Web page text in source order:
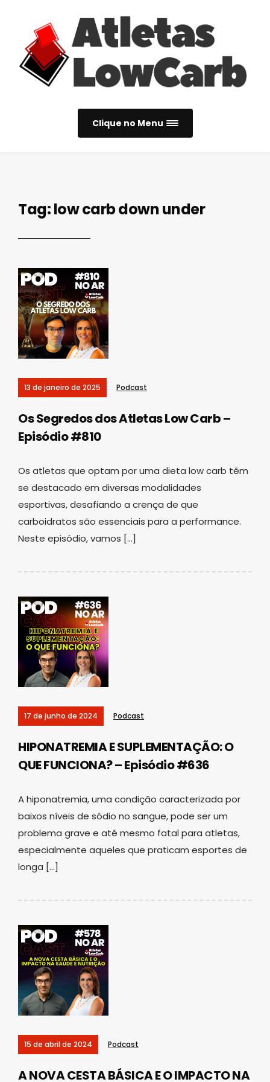
Clique no Menu
Tag:low carb down under
13 de janeiro de 2025 Podcast
Os Segredos dos Atletas Low Carb –
Episódio #810
Os atletas que optam por uma dieta low carb têm
se destacado em diversas modalidades
esportivas, desafiando a crença de que
carboidratos são essenciais para a performance.
Neste episódio, vamos […]
17 de junho de 2024 Podcast
HIPONATREMIA E SUPLEMENTAÇÃO: O
QUE FUNCIONA? – Episódio #636
A hiponatremia, uma condição caracterizada por
baixos níveis de sódio no sangue, pode ser um
problema grave e até mesmo fatal para atletas,
especialmente aqueles que praticam esportes de
longa […]
15 de abril de 2024 Podcast
A NOVA CESTA BÁSICA E O IMPACTO NA